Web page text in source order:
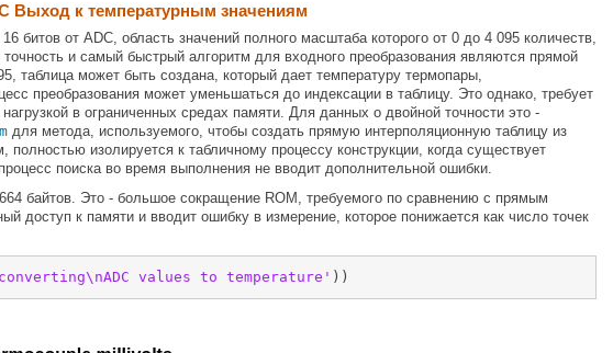
Выход к температурным значениям
битов от ADC, область значений полного масштаба которого от 0 до 4 095 количеств,
и самый быстрый алгоритм для входного преобразования являются прямой
таблица может быть создана, который дает температуру термопары,
преобразования может уменьшаться до индексации в таблицу. Это однако, требует
в ограниченных средах памяти. Для данных о двойной точности это -
для метода, используемого, чтобы создать прямую интерполяционную таблицу из
изолируется к табличному процессу конструкции, когда существует
поиска во время выполнения не вводит дополнительной ошибки.
байтов. Это - большое сокращение ROM, требуемого по сравнению с прямым
доступ к памяти и вводит ошибку в измерение, которое понижается как число точек
values to temperature'